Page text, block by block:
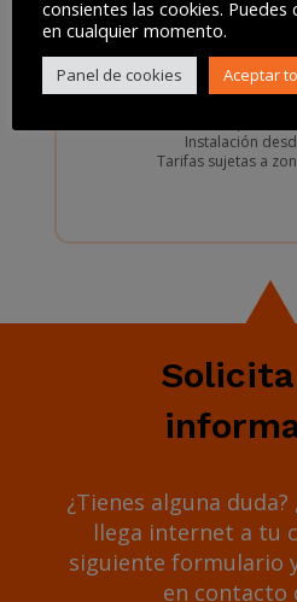
solo
Más
Instalación
Tarifas sujetas a
¿Tienes alguna
llega internet a tu
siguiente formulario
en contacto
consientes las cookies.
en cualquier momento.
Panel de cookies Aceptar